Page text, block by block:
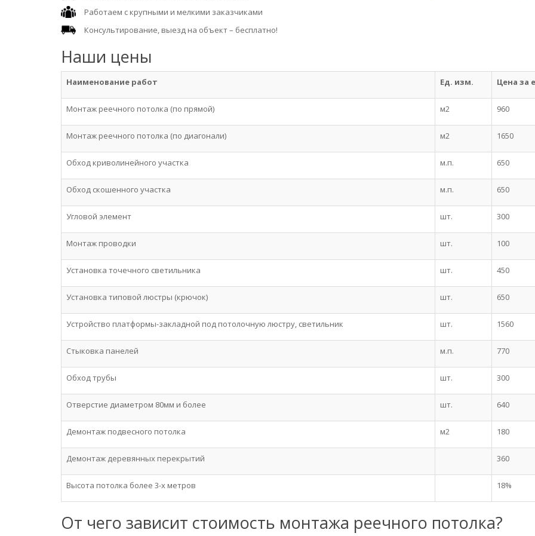
Работаем с крупными и мелкими заказчиками
Консультирование, выезд на объект – бесплатно!
Наши цены
Наименование работ Ед. изм. Цена за
Монтаж реечного потолка (по прямой) м2 960
Монтаж реечного потолка (по диагонали) м2 1650
Обход криволинейного участка м.п. 650
Обход скошенного участка м.п. 650
Угловой элемент шт. 300
Монтаж проводки шт. 100
Установка точечного светильника шт. 450
Установка типовой люстры (крючок) шт. 650
Устройство платформы-закладной под потолочную люстру, светильник шт. 1560
Стыковка панелей м.п. 770
Обход трубы шт. 300
Отверстие диаметром 80мм и более шт. 640
Демонтаж подвесного потолка м2 180
Демонтаж деревянных перекрытий 360
Высота потолка более 3-х метров 18%
От чего зависит стоимость монтажа реечного потолка?